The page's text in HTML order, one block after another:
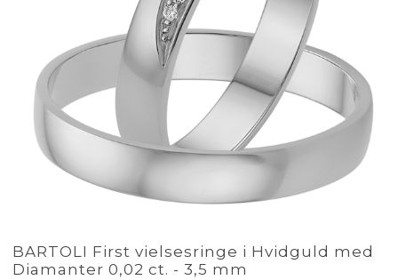
BARTOLI First vielsesringe i Hvidguld med
Diamanter 0,02 ct. - 3,5 mm